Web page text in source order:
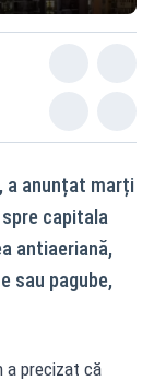
a anunțat marți
capitala
antiaeriană,
sau pagube,
a precizat că